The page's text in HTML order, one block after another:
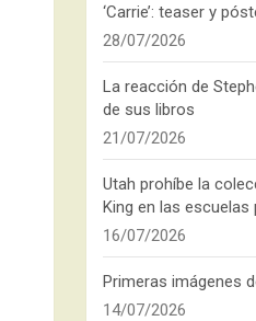
‘Carrie’: teaser y
28/07/2026
La reacción de
de sus libros
21/07/2026
Utah prohíbe la
King en las escuelas
16/07/2026
Primeras imágenes
14/07/2026